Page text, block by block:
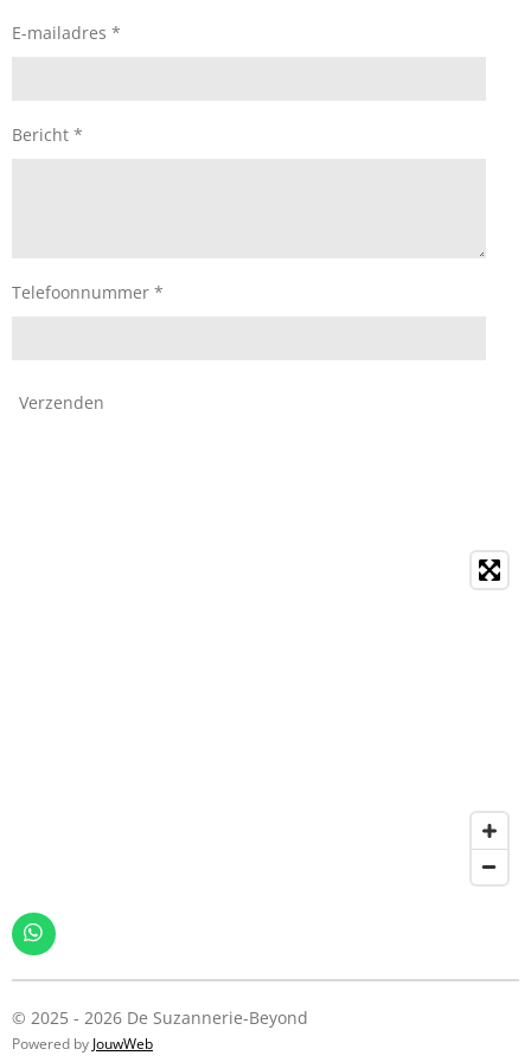
E-mailadres *
Bericht *
Telefoonnummer *
Verzenden
W
h
a
s
p
© 2025 - 2026 De Suzannerie-Beyond
Powered by JouwWeb